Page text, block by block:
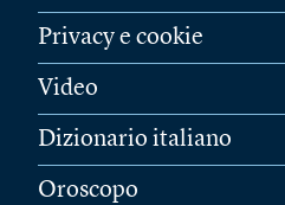
Privacy e cookie
Video
Dizionario italiano
Oroscopo